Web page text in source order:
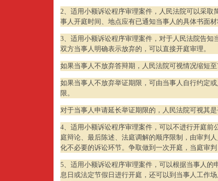
2、适用小额诉讼程序审理案件，人民法院可以采取
事人开庭时间、地点应有已通知当事人的具体书面
3、适用小额诉讼程序审理案件，对于人民法院告知
双方当事人明确表示放弃的，可以直接开庭审理。
如果当事人不放弃答辩期，人民法院可视情况缩短
如果当事人不放弃举证期限，可由当事人自行约定
限。
对于当事人申请延长举证期限的，人民法院可视其
4、适用小额诉讼程序审理案件，可以不进行开庭前
庭辩论、最后陈述、法庭调解的顺序限制，由审判
化不必要的诉讼环节。争取做到一次开庭，当庭审
5、适用小额诉讼程序审理案件，可以根据当事人的
息日或法定节假日进行开庭，还可以到当事人工作